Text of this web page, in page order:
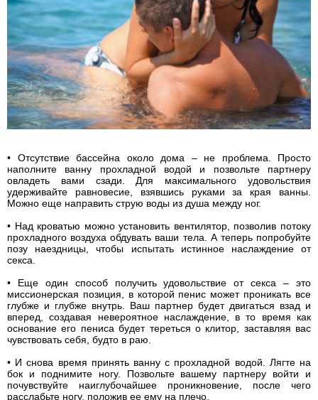
• Отсутствие бассейна около дома – не проблема. Просто
наполните ванну прохладной водой и позвольте партнеру
овладеть вами сзади. Для максимального удовольствия
удерживайте равновесие, взявшись руками за края ванны.
Можно еще направить струю воды из душа между ног.
• Над кроватью можно установить вентилятор, позволив потоку
прохладного воздуха обдувать ваши тела. А теперь попробуйте
позу наездницы, чтобы испытать истинное наслаждение от
секса.
• Еще один способ получить удовольствие от секса – это
миссионерская позиция, в которой пенис может проникать все
глубже и глубже внутрь. Ваш партнер будет двигаться взад и
вперед, создавая невероятное наслаждение, в то время как
основание его пениса будет тереться о клитор, заставляя вас
чувствовать себя, будто в раю.
• И снова время принять ванну с прохладной водой. Лягте на
бок и поднимите ногу. Позвольте вашему партнеру войти и
почувствуйте наиглубочайшее проникновение, после чего
расслабьте ногу, положив ее ему на плечо.